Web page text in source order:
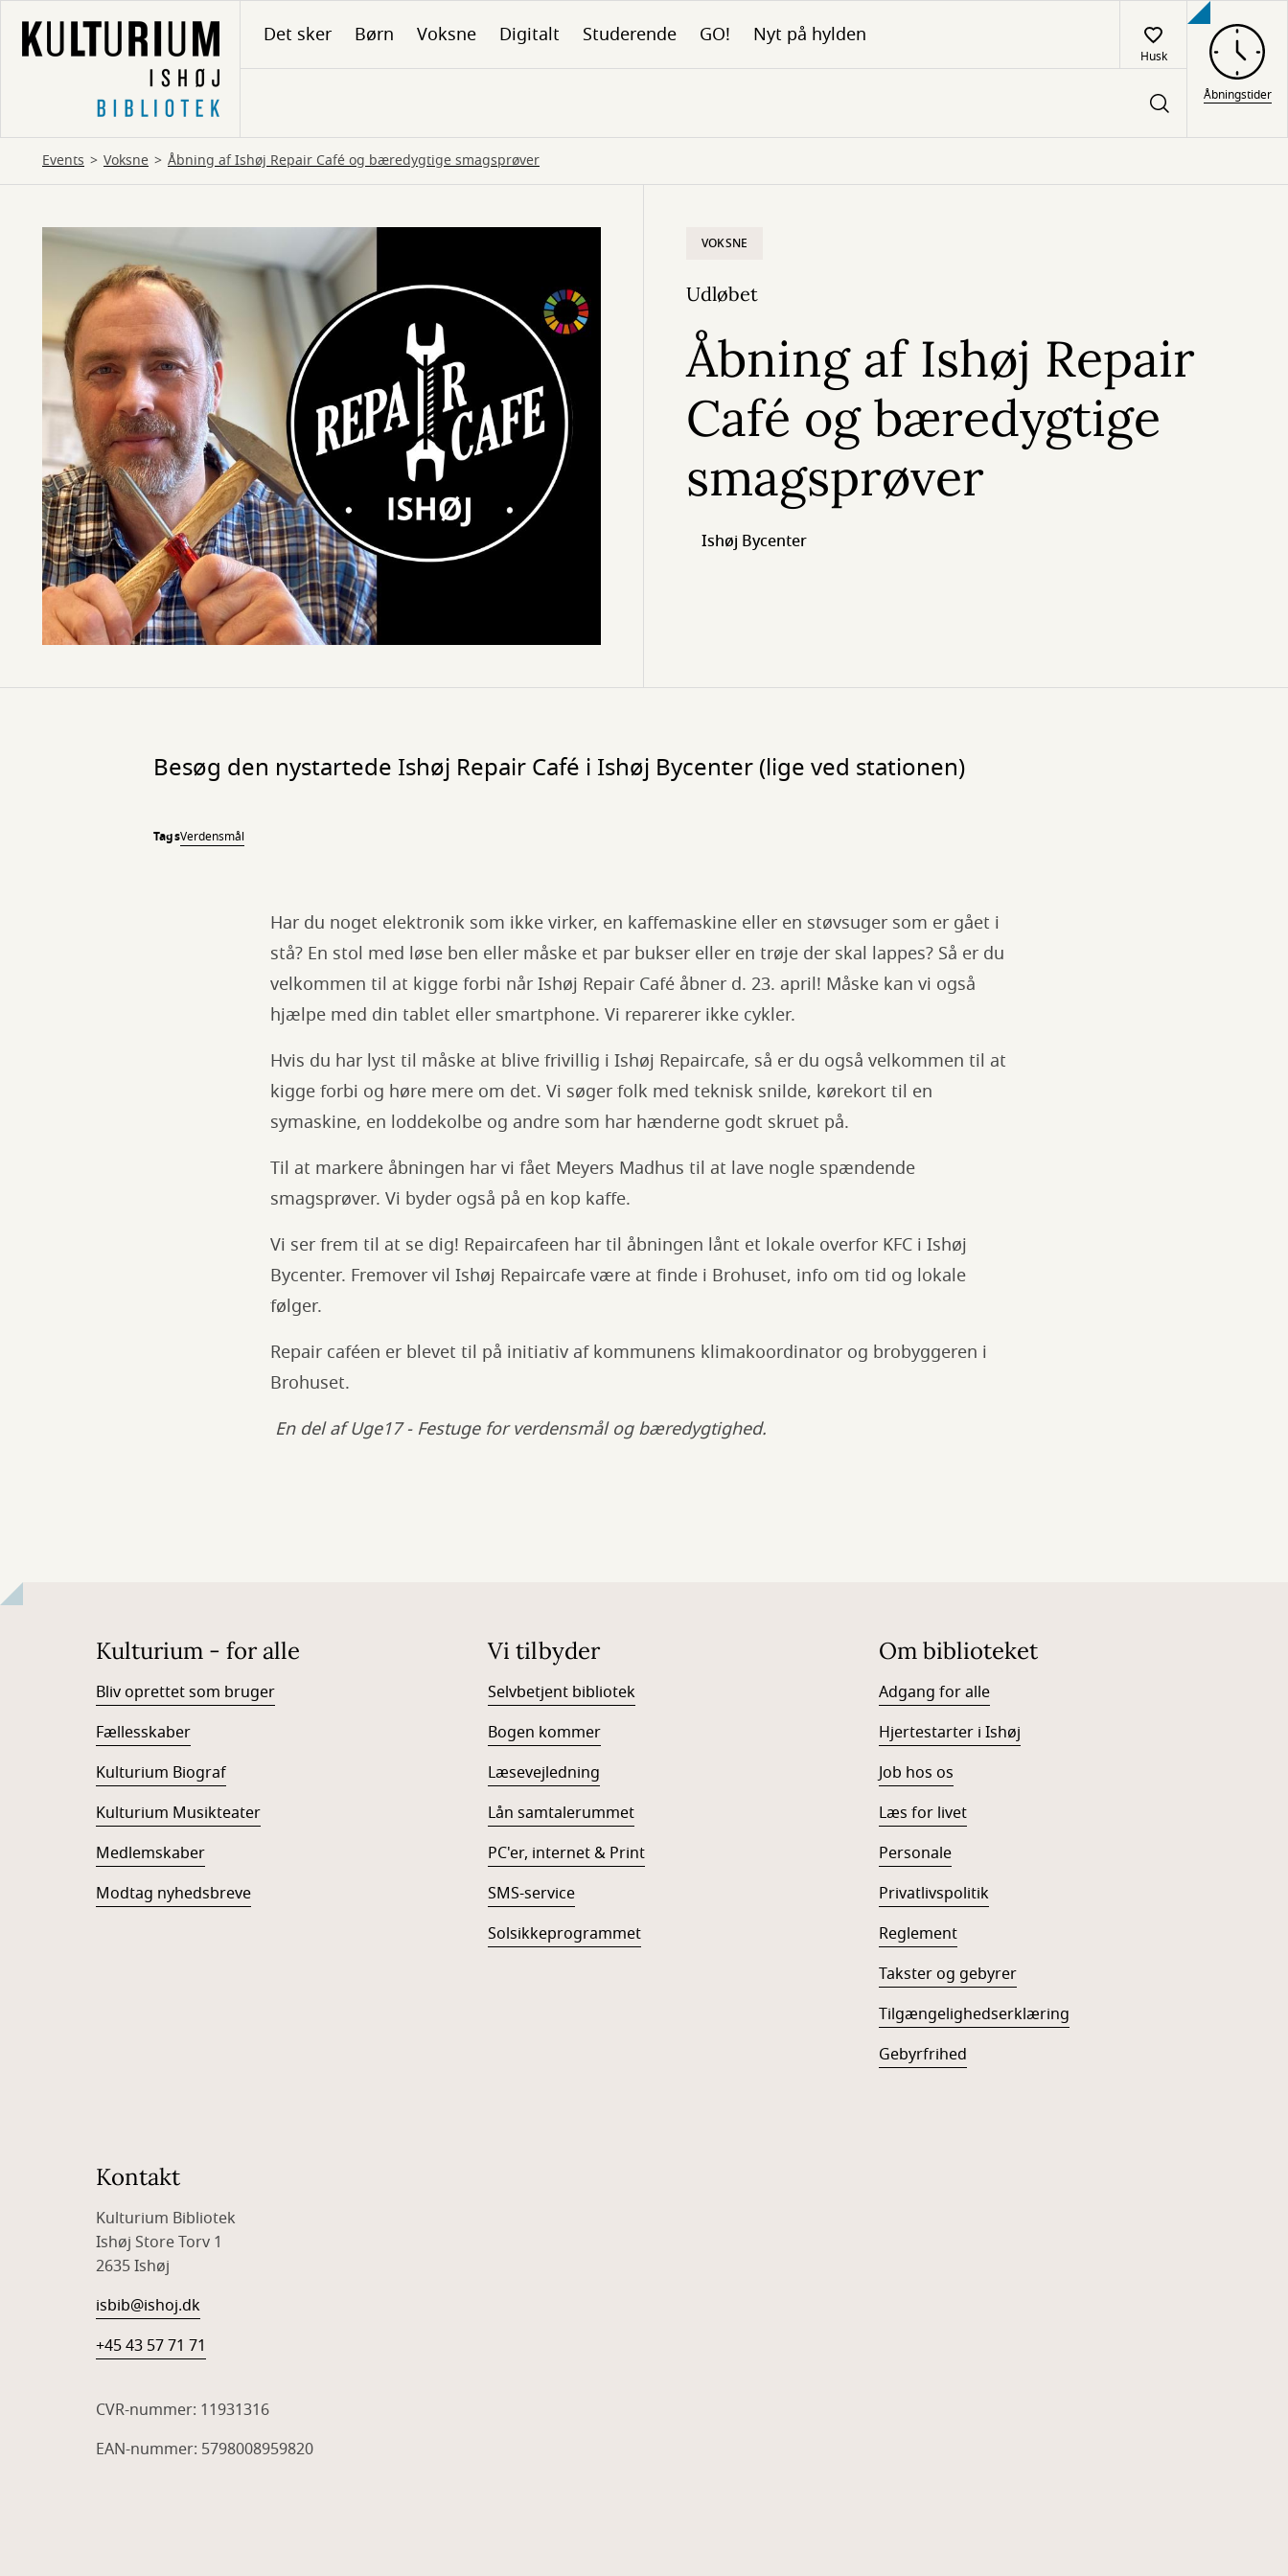
hovedindhold
Det sker Børn Voksne Digitalt Studerende GO! Nyt på hylden
Husk
Åbningstider
Events Voksne Åbning af Ishøj Repair Café og bæredygtige smagsprøver
VOKSNE
Udløbet
Åbning af Ishøj Repair
Café og bæredygtige
smagsprøver
Ishøj Bycenter
Besøg den nystartede Ishøj Repair Café i Ishøj Bycenter (lige ved stationen)
TagsVerdensmål
Har du noget elektronik som ikke virker, en kaffemaskine eller en støvsuger som er gået i
stå? En stol med løse ben eller måske et par bukser eller en trøje der skal lappes? Så er du
velkommen til at kigge forbi når Ishøj Repair Café åbner d. 23. april! Måske kan vi også
hjælpe med din tablet eller smartphone. Vi reparerer ikke cykler.
Hvis du har lyst til måske at blive frivillig i Ishøj Repaircafe, så er du også velkommen til at
kigge forbi og høre mere om det. Vi søger folk med teknisk snilde, kørekort til en
symaskine, en loddekolbe og andre som har hænderne godt skruet på.
Til at markere åbningen har vi fået Meyers Madhus til at lave nogle spændende
smagsprøver. Vi byder også på en kop kaffe.
Vi ser frem til at se dig! Repaircafeen har til åbningen lånt et lokale overfor KFC i Ishøj
Bycenter. Fremover vil Ishøj Repaircafe være at finde i Brohuset, info om tid og lokale
følger.
Repair caféen er blevet til på initiativ af kommunens klimakoordinator og brobyggeren i
Brohuset.
En del af Uge17 - Festuge for verdensmål og bæredygtighed.
Kulturium - for alle
Bliv oprettet som bruger
Fællesskaber
Kulturium Biograf
Kulturium Musikteater
Medlemskaber
Modtag nyhedsbreve
Vi tilbyder
Selvbetjent bibliotek
Bogen kommer
Læsevejledning
Lån samtalerummet
PC'er, internet & Print
SMS-service
Solsikkeprogrammet
Om biblioteket
Adgang for alle
Hjertestarter i Ishøj
Job hos os
Læs for livet
Personale
Privatlivspolitik
Reglement
Takster og gebyrer
Tilgængelighedserklæring
Gebyrfrihed
Kontakt
Kulturium Bibliotek
Ishøj Store Torv 1
2635 Ishøj
isbib@ishoj.dk
+45 43 57 71 71
CVR-nummer: 11931316
EAN-nummer: 5798008959820